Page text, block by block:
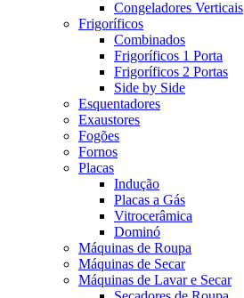
Congeladores Verticais
Frigoríficos
Combinados
Frigoríficos 1 Porta
Frigoríficos 2 Portas
Side by Side
Esquentadores
Exaustores
Fogões
Fornos
Placas
Indução
Placas a Gás
Vitrocerâmica
Dominó
Máquinas de Roupa
Máquinas de Secar
Máquinas de Lavar e Secar